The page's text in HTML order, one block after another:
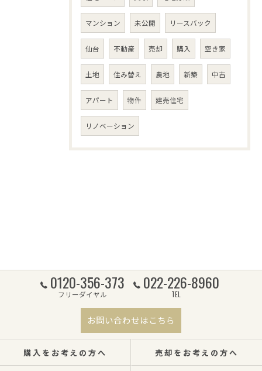
マンション 未公開 リースバック
仙台 不動産 売却 購入 空き家
土地 住み替え 農地 新築 中古
アパート 物件 建売住宅
リノベーション
0120-356-373
フリーダイヤル
022-226-8960
TEL
お問い合わせはこちら
購入をお考えの方へ 売却をお考えの方へ